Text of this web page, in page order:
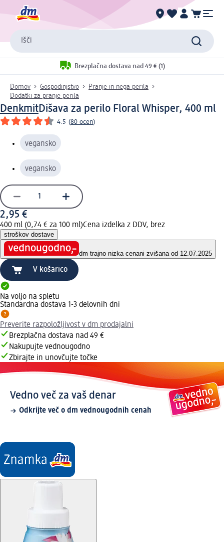
Išči
Brezplačna dostava nad 49 € (1)
Domov Gospodinjstvo
Pranje in nega perila
Dodatki za pranje perila
DenkmitDišava za perilo Floral Whisper, 400 ml
4.5 (80 ocen)
vegansko
vegansko
2,95 €
400 ml (0,74 € za 100 ml)Cena izdelka z DDV, brez
stroškov dostave
dm trajno nizka cenani zvišana od 12.07.2025
V košarico
Na voljo na spletu
Standardna dostava 1-3 delovnih dni
Preverite razpoložljivost v dm prodajalni
Brezplačna dostava nad 49 €
Nakupujte vednougodno
Zbirajte in unovčujte točke
Vedno več za vaš denar
Odkrijte več o dm vednougodnih cenah